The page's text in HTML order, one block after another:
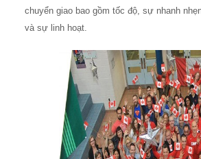
chuyển giao bao gồm tốc độ, sự nhanh
và sự linh hoạt.